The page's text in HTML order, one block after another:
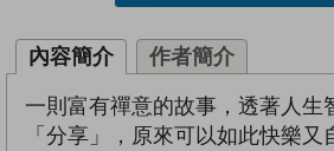
內容簡介 作者簡介
一則富有禪意的故事，透著人生
「分享」，原來可以如此快樂又